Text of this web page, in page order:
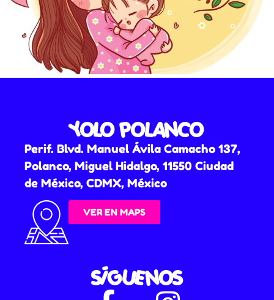
YOLO POLANCO
Perif. Blvd. Manuel Ávila Camacho 137,
Polanco, Miguel Hidalgo, 11550 Ciudad
de México, CDMX, México
VER EN MAPS
SÍGUENOS